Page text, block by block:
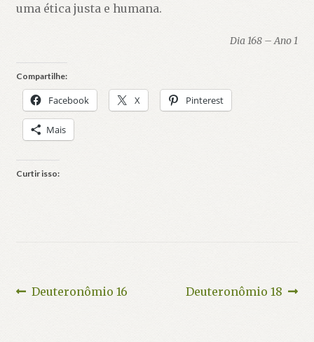
uma ética justa e humana.
Dia 168 – Ano 1
Compartilhe:
Facebook X Pinterest
Mais
Curtir isso:
Navegação
Post
Deuteronômio 16
Próximo
Deuteronômio 18